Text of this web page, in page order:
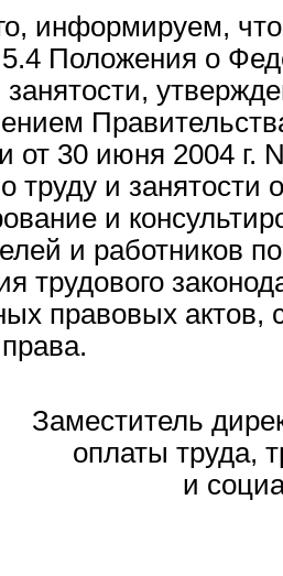
информируем,
Положения о
от 30 июня 2004 г.
труду и занятости
и
и работников
трудового
правовых
Заместитель
оплаты труда,
и